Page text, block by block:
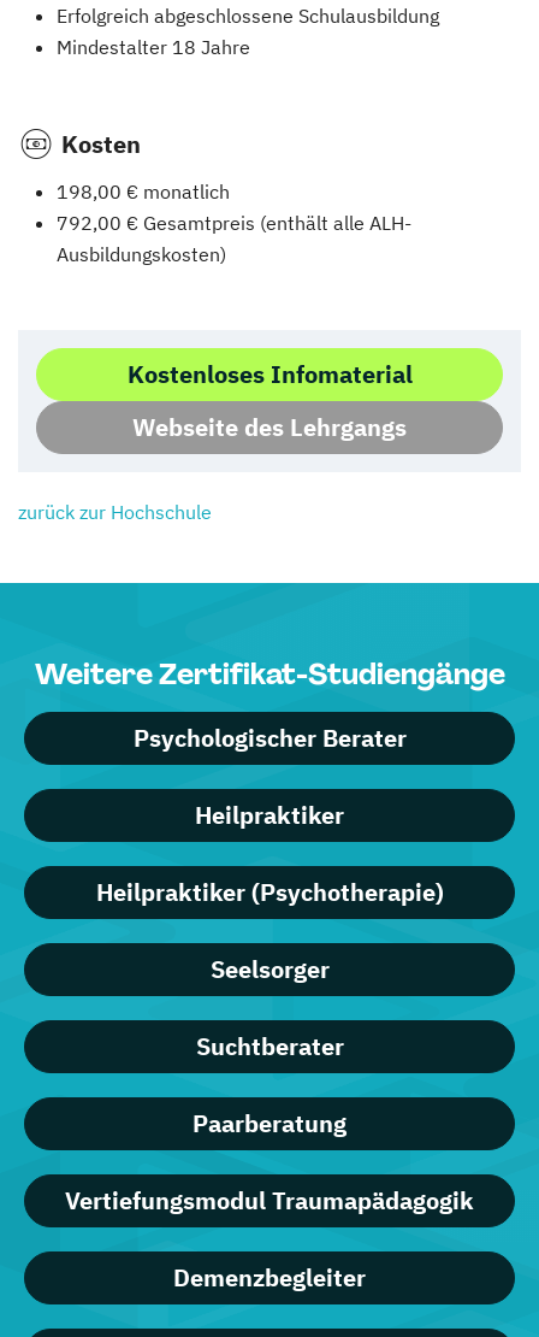
Erfolgreich abgeschlossene Schulausbildung
Mindestalter 18 Jahre
Kosten
198,00 € monatlich
792,00 € Gesamtpreis (enthält alle ALH-
Ausbildungskosten)
Kostenloses Infomaterial
Webseite des Lehrgangs
zurück zur Hochschule
Weitere Zertifikat-Studiengänge
Psychologischer Berater
Heilpraktiker
Heilpraktiker (Psychotherapie)
Seelsorger
Suchtberater
Paarberatung
Vertiefungsmodul Traumapädagogik
Demenzbegleiter